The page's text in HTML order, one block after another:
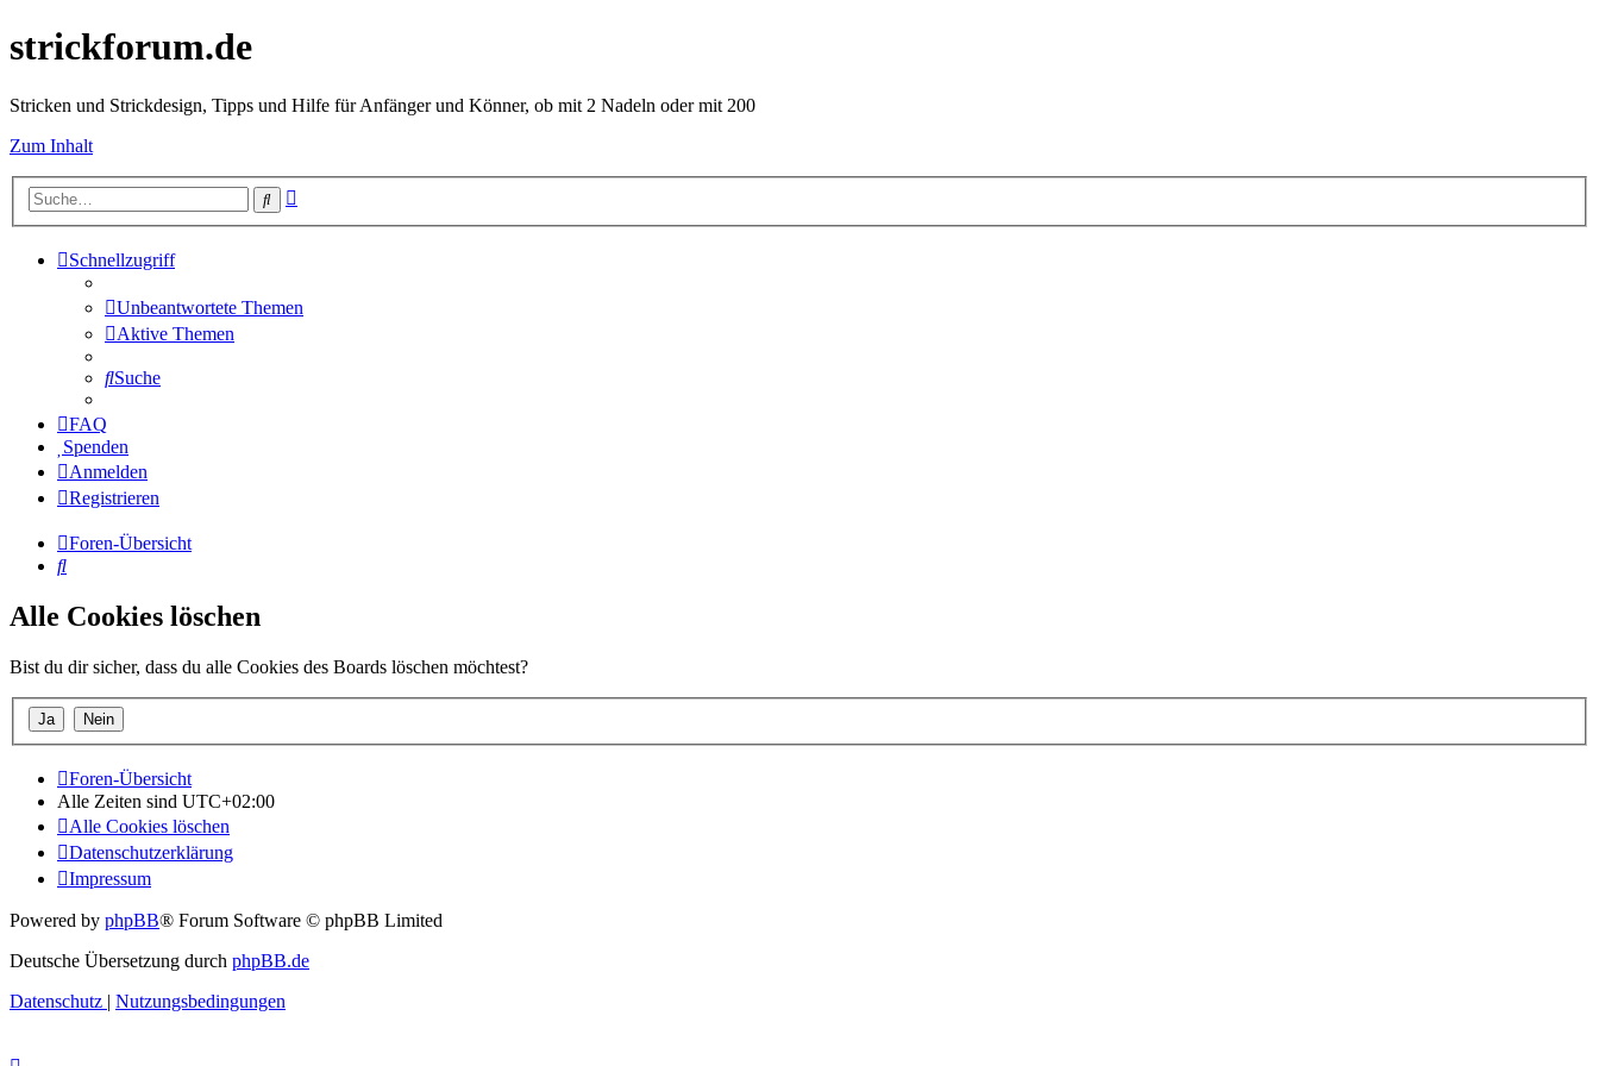
strickforum.de
Stricken und Strickdesign, Tipps und Hilfe für Anfänger und Könner, ob mit 2 Nadeln oder mit 200
Zum Inhalt
Suche
Schnellzugriff
Unbeantwortete Themen
Aktive Themen
Suche
FAQ
Spenden
Anmelden
Registrieren
Foren-Übersicht
Suche
Alle Cookies löschen
Bist du dir sicher, dass du alle Cookies des Boards löschen möchtest?
Foren-Übersicht
Alle Zeiten sind UTC+02:00
Alle Cookies löschen
Datenschutzerklärung
Impressum
Powered by phpBB® Forum Software © phpBB Limited
Deutsche Übersetzung durch phpBB.de
Datenschutz | Nutzungsbedingungen